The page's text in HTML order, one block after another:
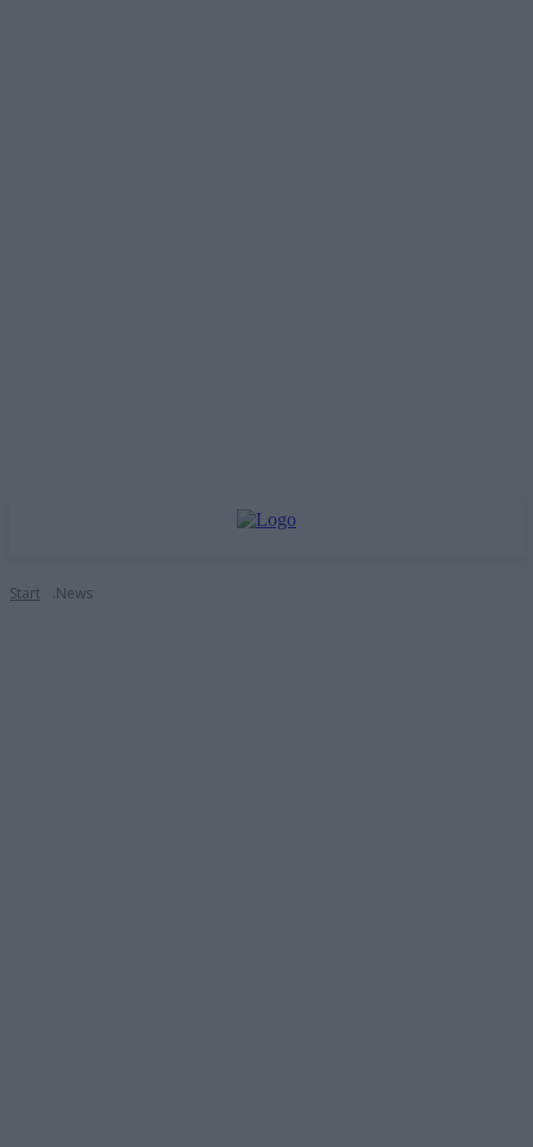
Start .News